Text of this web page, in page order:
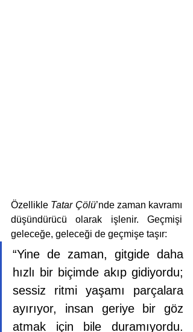
Özellikle Tatar Çölü’nde zaman kavramı
düşündürücü olarak işlenir. Geçmişi
geleceğe, geleceği de geçmişe taşır:
“Yine de zaman, gitgide daha
hızlı bir biçimde akıp gidiyordu;
sessiz ritmi yaşamı parçalara
ayırıyor, insan geriye bir göz
atmak için bile duramıyordu.